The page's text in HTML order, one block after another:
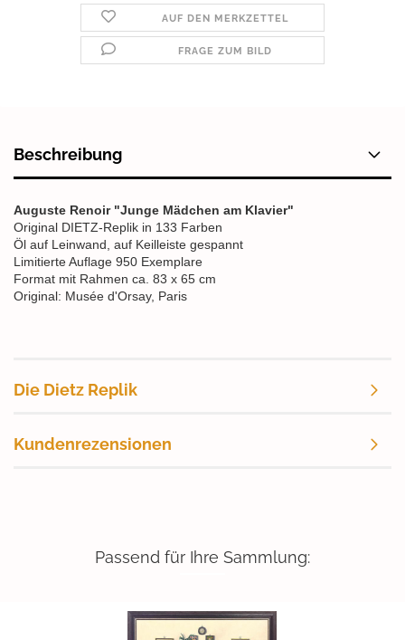
AUF DEN MERKZETTEL
FRAGE ZUM BILD
Beschreibung
Auguste Renoir "Junge Mädchen am Klavier"
Original DIETZ-Replik in 133 Farben
Öl auf Leinwand, auf Keilleiste gespannt
Limitierte Auflage 950 Exemplare
Format mit Rahmen ca. 83 x 65 cm
Original: Musée d'Orsay, Paris
Die Dietz Replik
Kundenrezensionen
Passend für Ihre Sammlung: